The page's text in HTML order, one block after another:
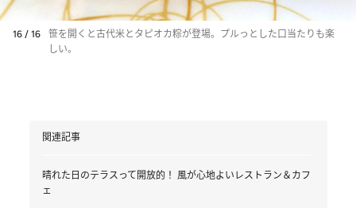
16 / 16
笹を開くと古代米とタピオカ粽が登場。プルっとした口当たりも楽
しい。
関連記事
晴れた日のテラスって開放的！ 風が心地よいレストラン＆カフ
ェ